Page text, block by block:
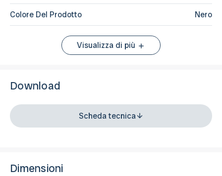
Colore Del Prodotto Nero
Visualizza di più
Download
Scheda tecnica
Dimensioni